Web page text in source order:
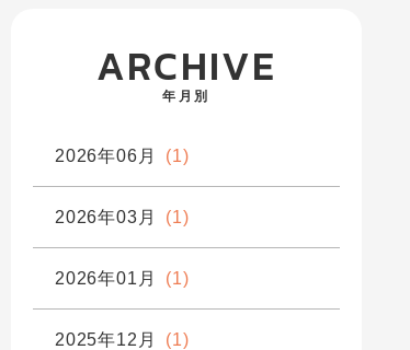
ARCHIVE
年月別
2026年06月 (1)
2026年03月 (1)
2026年01月 (1)
2025年12月 (1)